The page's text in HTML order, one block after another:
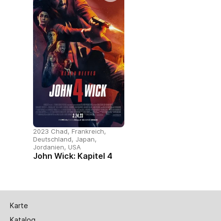
2023 Chad, Frankreich,
Deutschland, Japan,
Jordanien, USA
John Wick: Kapitel 4
Karte